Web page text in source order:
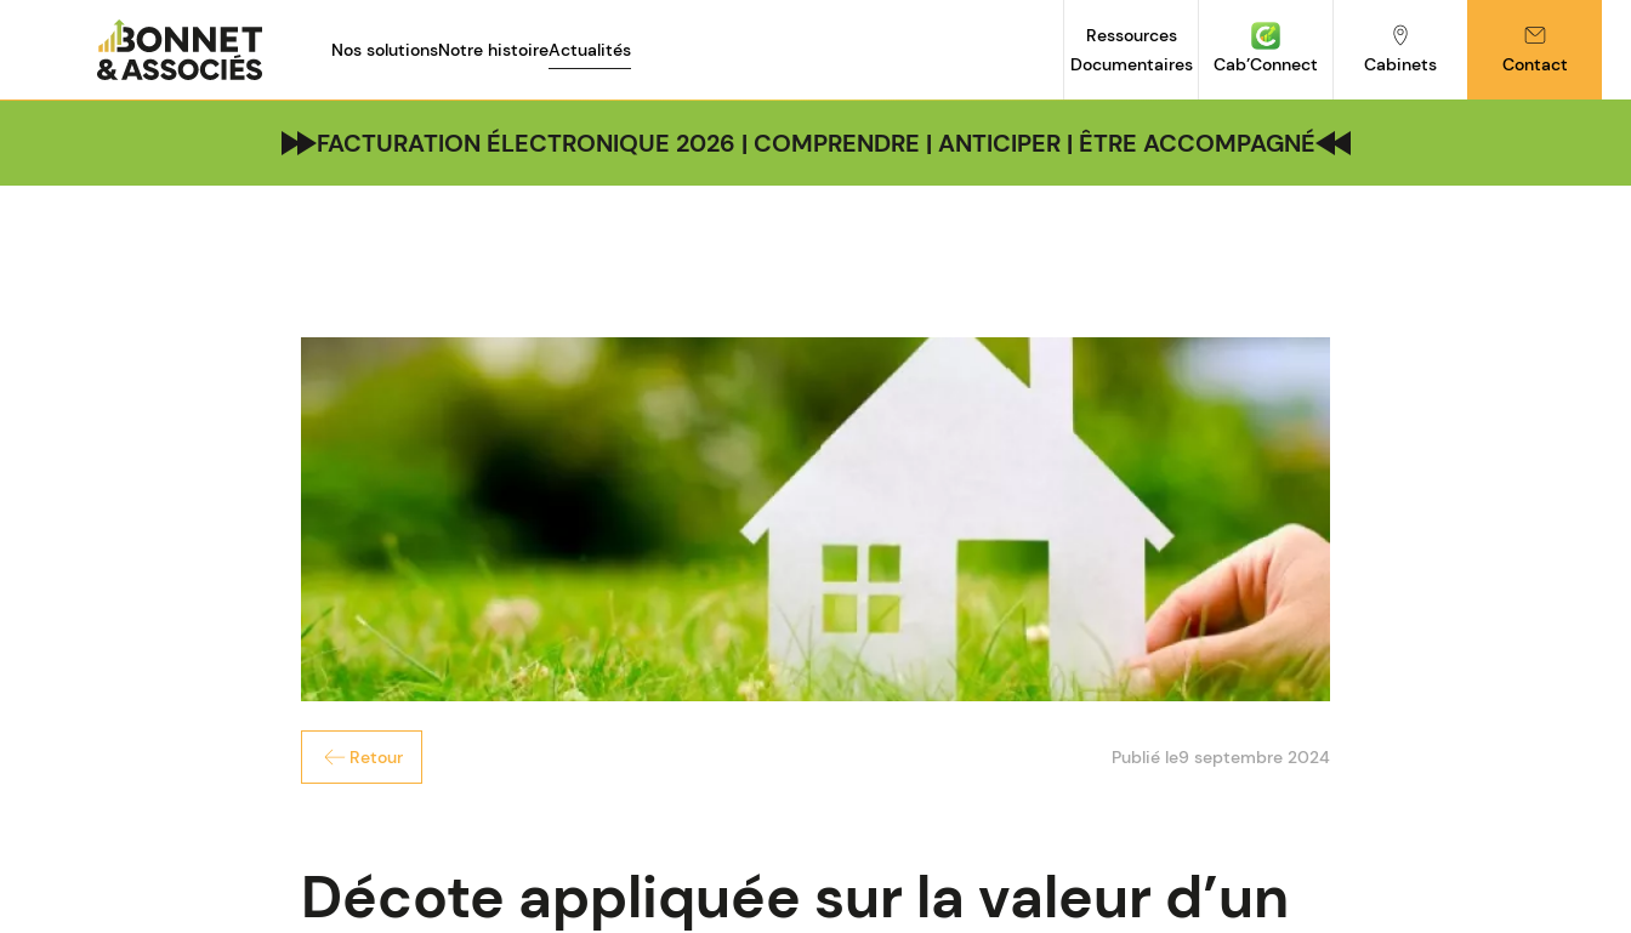
Nos solutionsNotre histoireActualités
Ressources
Documentaires
Cab’Connect Cabinets Contact
FACTURATION ÉLECTRONIQUE 2026 | COMPRENDRE | ANTICIPER | ÊTRE ACCOMPAGNÉ
Retour Publié le9 septembre 2024
Décote appliquée sur la valeur d’un